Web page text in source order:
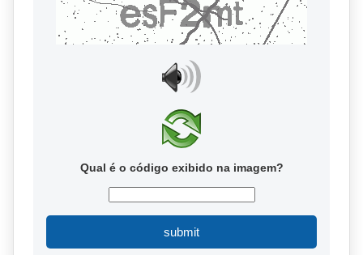
Qual é o código exibido na imagem?
submit